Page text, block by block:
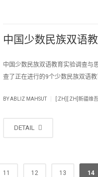
中国少数民族双语
中国少数民族双语教育实验调查与
查了正在进行的9个少数民族双语教
BYABLIZ MAHSUT [:ZH][:ZH]新疆维
DETAIL
11 12 13 14